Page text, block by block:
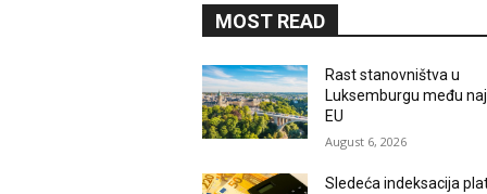
MOST READ
Rast stanovništva u
Luksemburgu među
EU
August 6, 2026
Sledeća indeksacija